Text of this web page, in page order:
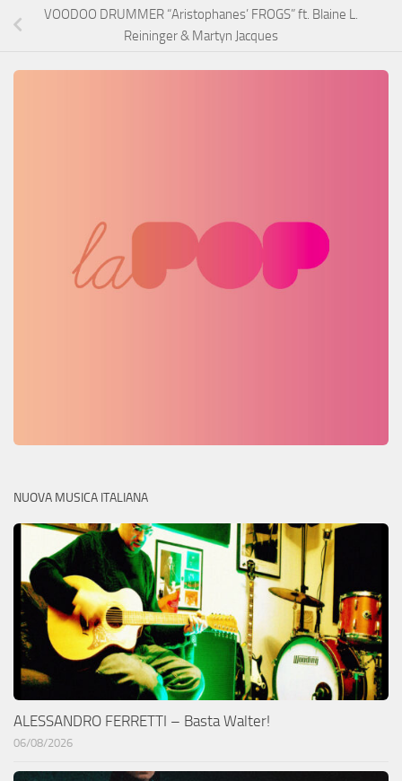
VOODOO DRUMMER “Aristophanes’ FROGS” ft. Blaine L.
Reininger & Martyn Jacques
NUOVA MUSICA ITALIANA
ALESSANDRO FERRETTI – Basta Walter!
06/08/2026